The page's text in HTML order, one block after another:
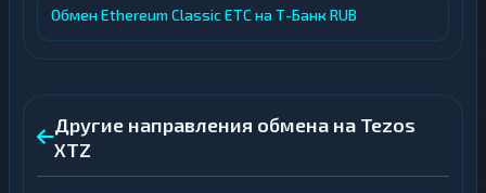
Обмен Ethereum Classic ETC на Т-Банк RUB
Другие направления обмена на Tezos
XTZ